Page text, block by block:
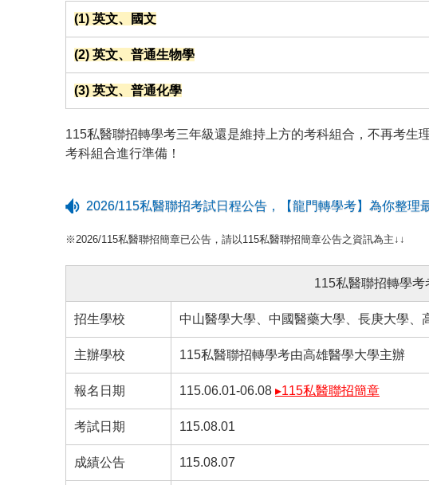
(1) 英文、國文
(2) 英文、普通生物學
(3) 英文、普通化學
115私醫聯招轉學考三年級還是維持上方的考科組合，不再考生
考科組合進行準備！
2026/115私醫聯招考試日程公告，【龍門轉學考】為你整理
※2026/115私醫聯招簡章已公告，請以115私醫聯招簡章公告之資訊為主↓↓
115私醫聯招轉學考
招生學校 中山醫學大學、中國醫藥大學、長庚大學
主辦學校 115私醫聯招轉學考由高雄醫學大學主辦
報名日期 115.06.01-06.08 ▸115私醫聯招簡章
考試日期 115.08.01
成績公告 115.08.07